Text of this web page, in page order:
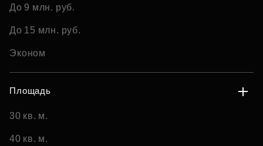
До 9 млн. руб.
До 15 млн. руб.
Эконом
Площадь
30 кв. м.
40 кв. м.